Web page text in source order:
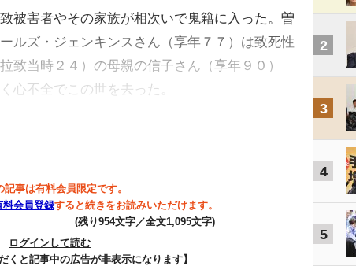
被害者やその家族が相次いで鬼籍に入った。曽
ルズ・ジェンキンスさん（享年７７）は致死性
致当時２４）の母親の信子さん（享年９０）
心不全でこの世を去った。
記事は有料会員限定です。
料会員登録すると続きをお読みいただけます。
(残り954文字／全文1,095文字)
ログインして読む
くと記事中の広告が非表示になります】
2
3
4
5